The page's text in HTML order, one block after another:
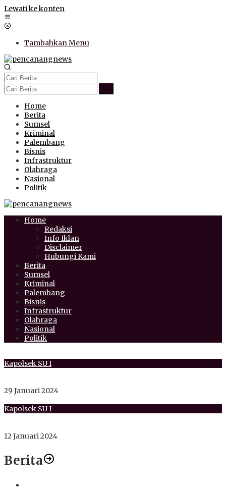
Lewati ke konten
Tambahkan Menu
Home
Berita
Sumsel
Kriminal
Palembang
Bisnis
Infrastruktur
Olahraga
Nasional
Politik
Home
Redaksi
Info Iklan
Disclaimer
Hubungi Kami
Berita
Sumsel
Kriminal
Palembang
Bisnis
Infrastruktur
Olahraga
Nasional
Politik
Kapolsek SU I
29 Januari 2024
Kapolsek SU I
12 Januari 2024
Berita